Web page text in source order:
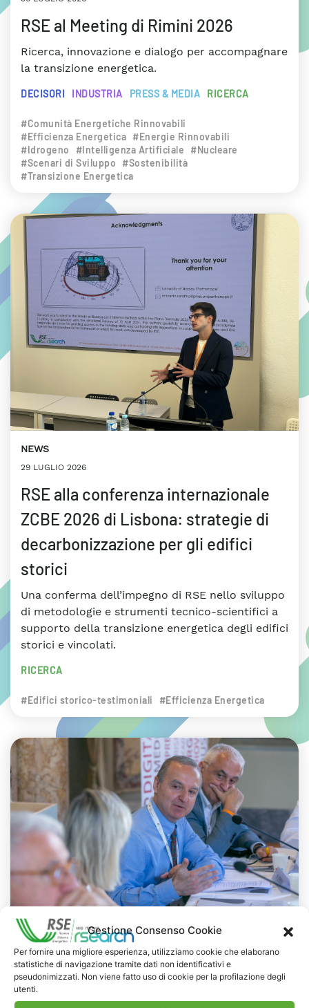
Gestione Consenso Cookie
Per fornire una migliore esperienza, utilizziamo cookie che elaborano
statistiche di navigazione tramite dati non identificativi e
pseudonimizzati. Non viene fatto uso di cookie per la profilazione degli
utenti.
RSE al Meeting di Rimini 2026
Ricerca, innovazione e dialogo per accompagnare
la transizione energetica.
DECISORI INDUSTRIA PRESS & MEDIA RICERCA
#Comunità Energetiche Rinnovabili
#Efficienza Energetica #Energie Rinnovabili
#Idrogeno
#Intelligenza Artificiale
#Nucleare
#Scenari di Sviluppo
#Sostenibilità
#Transizione Energetica
NEWS
29 LUGLIO 2026
RSE alla conferenza internazionale
ZCBE 2026 di Lisbona: strategie di
decarbonizzazione per gli edifici
storici
Una conferma dell’impegno di RSE nello sviluppo
di metodologie e strumenti tecnico-scientifici a
supporto della transizione energetica degli edifici
storici e vincolati.
RICERCA
#Edifici storico-testimoniali #Efficienza Energetica
NEWS
29 LUGLIO 2026
Presentazione del Rapporto Innov-E